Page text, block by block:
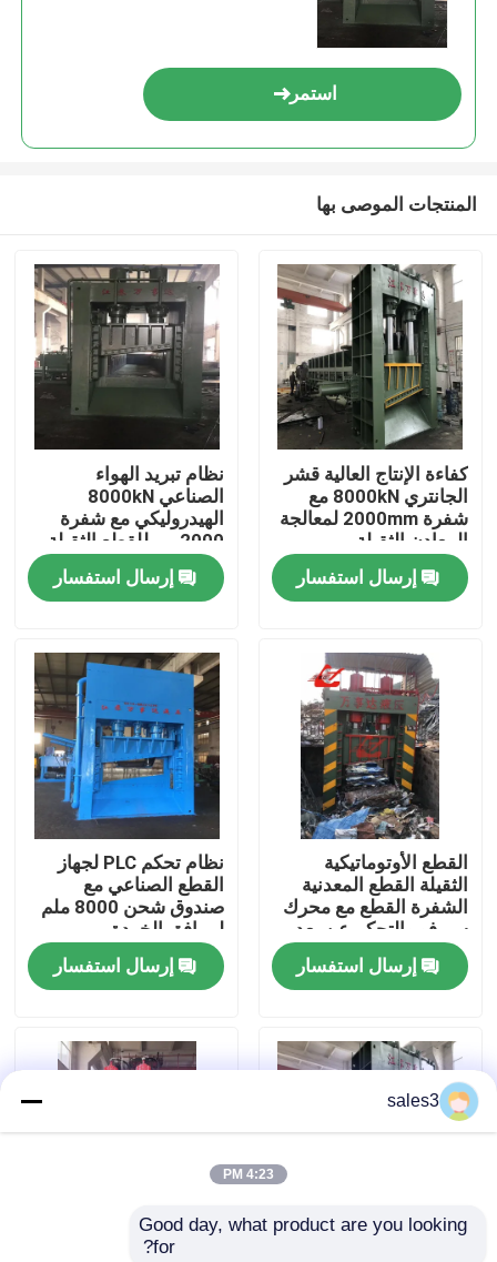
المنتجات
حولنا
جولة في المصنع
مراقبة الجودة
اتصل بنا
أخبار
القضايا
استمر
المنتجات الموصى بها
كفاءة الإنتاج العالية قشر
الجانتري 8000kN مع
شفرة 2000mm لمعالجة
المعادن الثقيلة
إرسال استفسار
نظام تبريد الهواء
الصناعي 8000kN
الهيدروليكي مع شفرة
2000 مم للقطع الثقيلة
إرسال استفسار
القطع الأوتوماتيكية
الثقيلة القطع المعدنية
الشفرة القطع مع محرك
سيرفو والتحكم عن بعد
في الصناعية
إرسال استفسار
نظام تحكم PLC لجهاز
القطع الصناعي مع
صندوق شحن 8000 ملم
لمرافق الخردة
إرسال استفسار
ماكينة قص جسرية
sales3
4:23 PM
Good day, what product are you looking
for?